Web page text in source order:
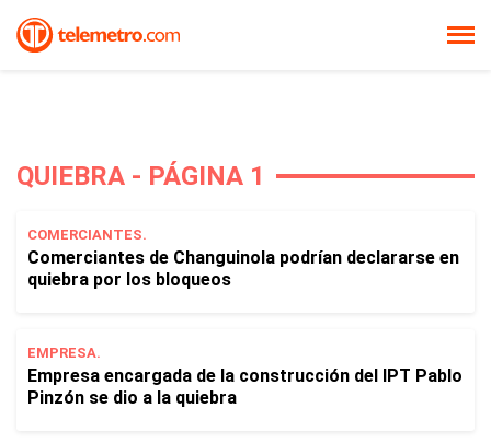
QUIEBRA - PÁGINA 1
COMERCIANTES.
Comerciantes de Changuinola podrían declararse en
quiebra por los bloqueos
EMPRESA.
Empresa encargada de la construcción del IPT Pablo
Pinzón se dio a la quiebra